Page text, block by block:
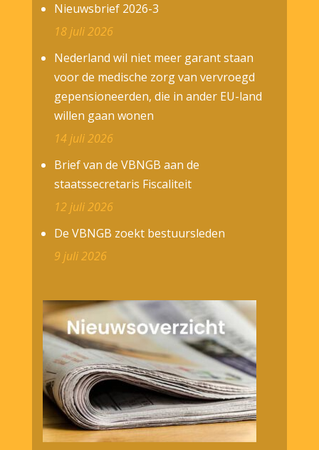
Nieuwsbrief 2026-3
18 juli 2026
Nederland wil niet meer garant staan
voor de medische zorg van vervroegd
gepensioneerden, die in ander EU-land
willen gaan wonen
14 juli 2026
Brief van de VBNGB aan de
staatssecretaris Fiscaliteit
12 juli 2026
De VBNGB zoekt bestuursleden
9 juli 2026